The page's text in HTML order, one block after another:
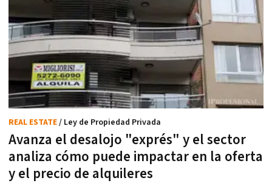
Avanza el desalojo "exprés" y el sector
analiza cómo puede impactar en la oferta
y el precio de alquileres
REAL ESTATE/ Ley de Propiedad Privada